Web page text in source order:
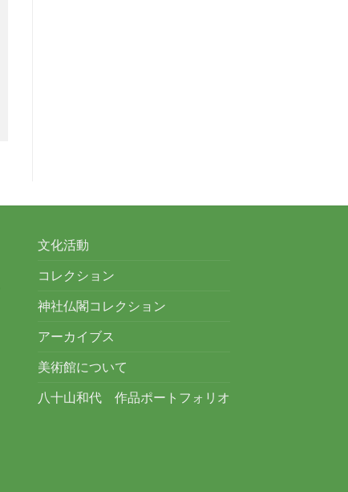
文化活動
コレクション
神社仏閣コレクション
アーカイブス
美術館について
八十山和代 作品ポートフォリオ